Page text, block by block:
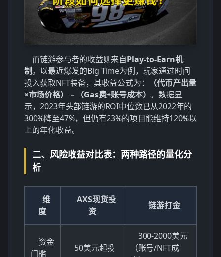
而链游参与者的收益则来自Play-to-Earn机
制。以最近爆发的Big Time为例，玩家通过时间
投入获取NFT装备，其收益公式为：
（代币产出量
×市场价格）﹣（Gas费+账号成本） 。数据显
示，2023年头部链游的ROI中位数已从2022年的
300%降至47%，但仍有23%的项目能维持120%以
上的年化收益。
二、风险收益对比表：两种路径的量化分
析
维
度
AXS现货投
资
链游打金
资金
门槛
50美元起投
300-2000美元
（账号/NFT成